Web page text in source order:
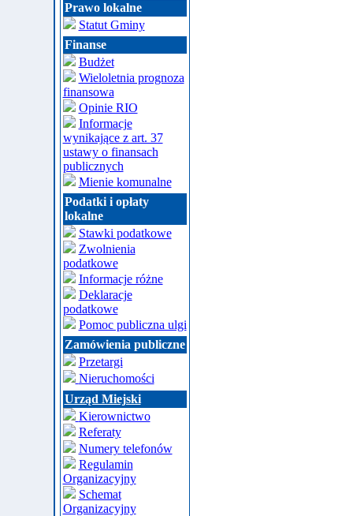
Prawo lokalne
Statut Gminy
Finanse
Budżet
Wieloletnia prognoza
finansowa
Opinie RIO
Informacje
wynikające z art. 37
ustawy o finansach
publicznych
Mienie komunalne
Podatki i opłaty
lokalne
Stawki podatkowe
Zwolnienia
podatkowe
Informacje różne
Deklaracje
podatkowe
Pomoc publiczna ulgi
Zamówienia publiczne
Przetargi
Nieruchomości
Urząd Miejski
Kierownictwo
Referaty
Numery telefonów
Regulamin
Organizacyjny
Schemat
Organizacyjny